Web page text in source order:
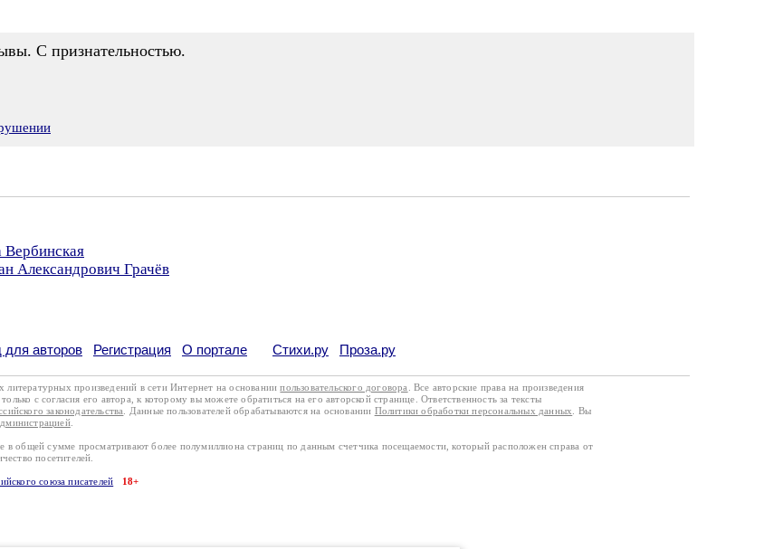
С признательностью.
Вербинская
Александрович Грачёв
для авторов Регистрация О портале Стихи.ру Проза.ру
литературных произведений в сети Интернет на основаниипользовательского договора
. Все авторские права на произведения
с согласия его автора, к которому вы можете обратиться на его авторской странице. Ответственность за тексты
законодательства . Данные пользователей обрабатываются на основании Политики обработки персональных данных
. Вы
.
в общей сумме просматривают более полумиллиона страниц по данным счетчика посещаемости, который расположен справа от
посетителей.
союза писателей 18+